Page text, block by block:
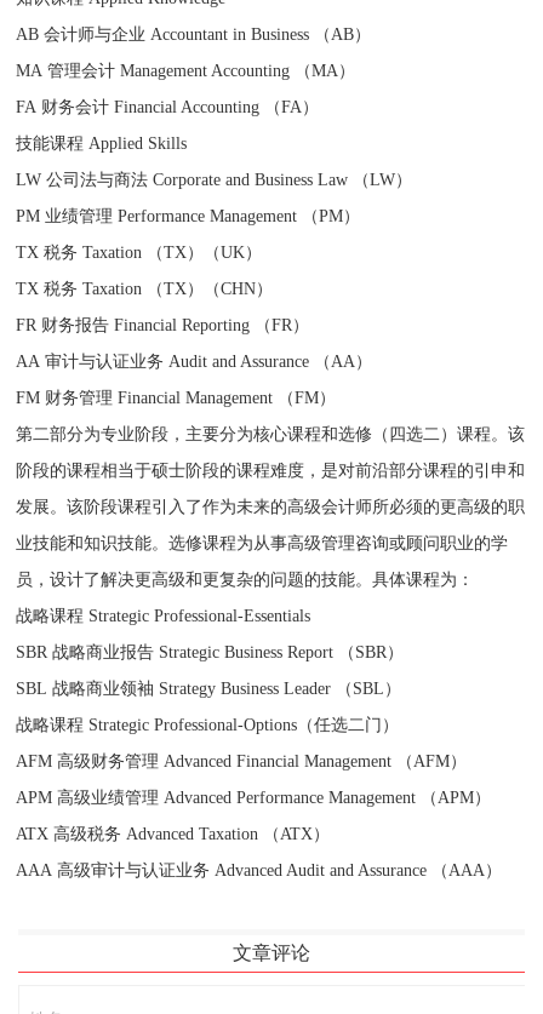
AB 会计师与企业 Accountant in Business （AB）
MA 管理会计 Management Accounting （MA）
FA 财务会计 Financial Accounting （FA）
技能课程 Applied Skills
LW 公司法与商法 Corporate and Business Law （LW）
PM 业绩管理 Performance Management （PM）
TX 税务 Taxation （TX）（UK）
TX 税务 Taxation （TX）（CHN）
FR 财务报告 Financial Reporting （FR）
AA 审计与认证业务 Audit and Assurance （AA）
FM 财务管理 Financial Management （FM）
第二部分为专业阶段，主要分为核心课程和选修（四选二）课程。该
阶段的课程相当于硕士阶段的课程难度，是对前沿部分课程的引申和
发展。该阶段课程引入了作为未来的高级会计师所必须的更高级的职
业技能和知识技能。选修课程为从事高级管理咨询或顾问职业的学
员，设计了解决更高级和更复杂的问题的技能。具体课程为：
战略课程 Strategic Professional-Essentials
SBR 战略商业报告 Strategic Business Report （SBR）
SBL 战略商业领袖 Strategy Business Leader （SBL）
战略课程 Strategic Professional-Options（任选二门）
AFM 高级财务管理 Advanced Financial Management （AFM）
APM 高级业绩管理 Advanced Performance Management （APM）
ATX 高级税务 Advanced Taxation （ATX）
AAA 高级审计与认证业务 Advanced Audit and Assurance （AAA）
文章评论